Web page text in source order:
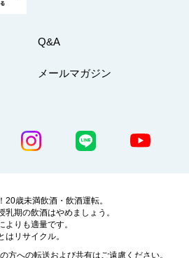
Q&A
メールマガジン
20歳未満飲酒・飲酒運転。
乳期の飲酒はやめましょう。
よりも適量です。
はリサイクル。
方への転送および共有はご遠慮ください。